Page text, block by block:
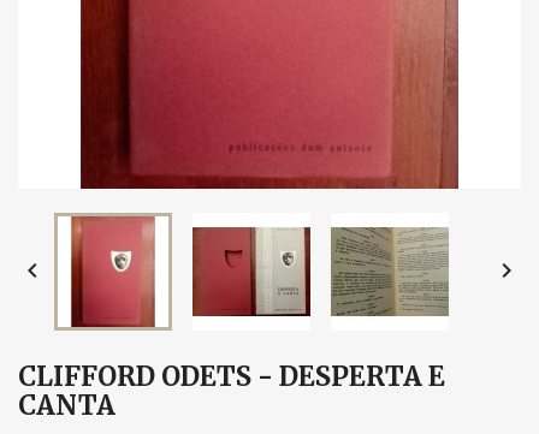
 
CLIFFORD ODETS - DESPERTA E
CANTA